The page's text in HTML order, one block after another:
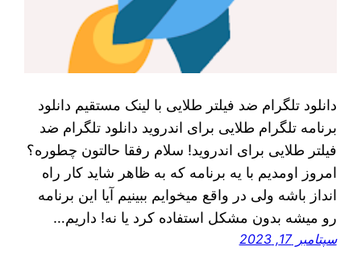
دانلود تلگرام ضد فیلتر طلایی با لینک مستقیم دانلود
برنامه تلگرام طلایی برای اندروید دانلود تلگرام ضد
فیلتر طلایی برای اندروید! سلام رفقا حالتون چطوره؟
امروز اومدیم با یه برنامه که به ظاهر شاید کار راه
انداز باشه ولی در واقع میخوایم ببینیم آیا این برنامه
رو میشه بدون مشکل استفاده کرد یا نه! داریم…
سپتامبر 17, 2023